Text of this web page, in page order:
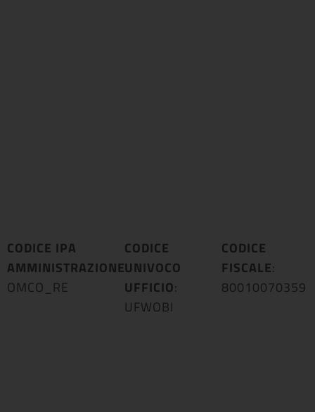
CODICE IPA
AMMINISTRAZIONE:
OMCO_RE
CODICE
UNIVOCO
UFFICIO:
UFWOBI
CODICE
FISCALE:
80010070359